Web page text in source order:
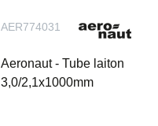
AER774031
Aeronaut - Tube laiton
3,0/2,1x1000mm